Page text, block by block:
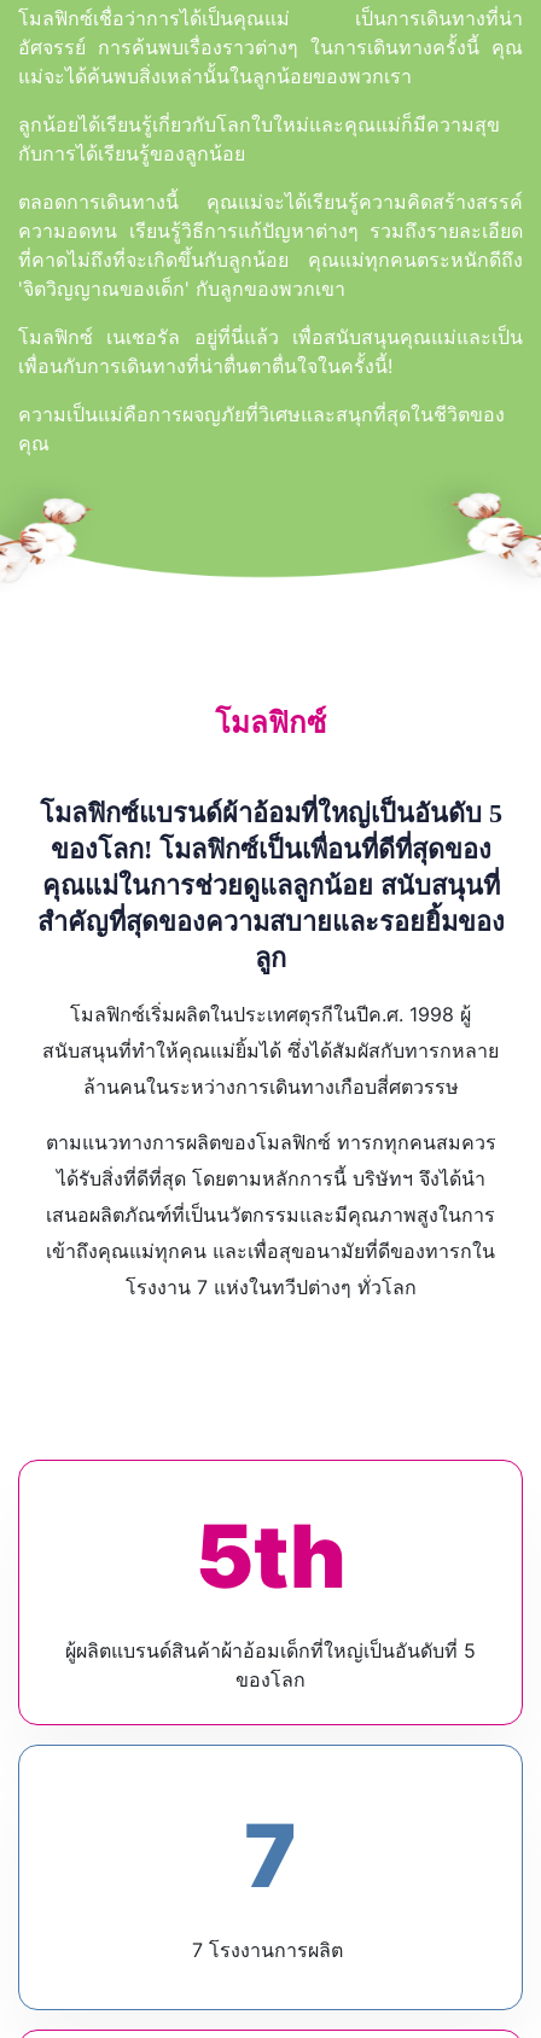
โมลฟิกซ์เชื่อว่าการได้เป็นคุณแม่ เป็นการเดินทางที่น่า
อัศจรรย์ การค้นพบเรื่องราวต่างๆ ในการเดินทางครั้งนี้ คุณ
แม่จะได้ค้นพบสิ่งเหล่านั้นในลูกน้อยของพวกเรา
ลูกน้อยได้เรียนรู้เกี่ยวกับโลกใบใหม่และคุณแม่ก็มีความสุข
กับการได้เรียนรู้ของลูกน้อย
ตลอดการเดินทางนี้ คุณแม่จะได้เรียนรู้ความคิดสร้างสรรค์
ความอดทน เรียนรู้วิธีการแก้ปัญหาต่างๆ รวมถึงรายละเอียด
ที่คาดไม่ถึงที่จะเกิดขึ้นกับลูกน้อย คุณแม่ทุกคนตระหนักดีถึง
'จิตวิญญาณของเด็ก' กับลูกของพวกเขา
โมลฟิกซ์ เนเชอรัล อยู่ที่นี่แล้ว เพื่อสนับสนุนคุณแม่และเป็น
เพื่อนกับการเดินทางที่น่าตื่นตาตื่นใจในครั้งนี้!
ความเป็นแม่คือการผจญภัยที่วิเศษและสนุกที่สุดในชีวิตของ
คุณ
โมลฟิกซ์
โมลฟิกซ์แบรนด์ผ้าอ้อมที่ใหญ่เป็นอันดับ 5
ของโลก! โมลฟิกซ์เป็นเพื่อนที่ดีที่สุดของ
คุณแม่ในการช่วยดูแลลูกน้อย สนับสนุนที่
สำคัญที่สุดของความสบายและรอยยิ้มของ
ลูก
โมลฟิกซ์เริ่มผลิตในประเทศตุรกีในปีค.ศ. 1998 ผู้
สนับสนุนที่ทำให้คุณแม่ยิ้มได้ ซึ่งได้สัมผัสกับทารกหลาย
ล้านคนในระหว่างการเดินทางเกือบสี่ศตวรรษ
ตามแนวทางการผลิตของโมลฟิกซ์ ทารกทุกคนสมควร
ได้รับสิ่งที่ดีที่สุด โดยตามหลักการนี้ บริษัทฯ จึงได้นำ
เสนอผลิตภัณฑ์ที่เป็นนวัตกรรมและมีคุณภาพสูงในการ
เข้าถึงคุณแม่ทุกคน และเพื่อสุขอนามัยที่ดีของทารกใน
โรงงาน 7 แห่งในทวีปต่างๆ ทั่วโลก
5th
ผู้ผลิตแบรนด์สินค้าผ้าอ้อมเด็กที่ใหญ่เป็นอันดับที่ 5
ของโลก
7
7 โรงงานการผลิต